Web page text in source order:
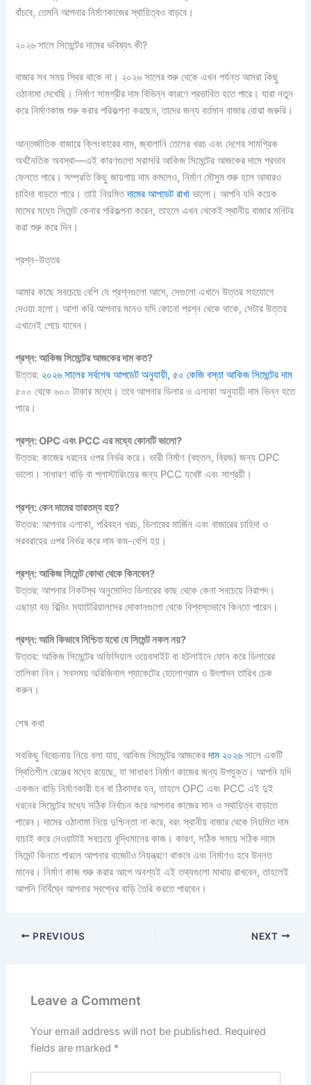
বাঁচবে, তেমনি আপনার নির্মাণকাজের স্থায়িত্বও বাড়বে।
২০২৬ সালে সিমেন্টের দামের ভবিষ্যৎ কী?
বাজার সব সময় স্থির থাকে না। ২০২৬ সালের শুরু থেকে এখন পর্যন্ত আমরা কিছু
ওঠানামা দেখেছি। নির্মাণ সামগ্রীর দাম বিভিন্ন কারণে প্রভাবিত হতে পারে। যারা নতুন
করে নির্মাণকাজ শুরু করার পরিকল্পনা করছেন, তাদের জন্য বর্তমান বাজার বোঝা জরুরি।
আন্তর্জাতিক বাজারে ক্লিংকারের দাম, জ্বালানি তেলের খরচ এবং দেশের সামগ্রিক
অর্থনৈতিক অবস্থা—এই কারণগুলো সরাসরি আকিজ সিমেন্টের আজকের দামে প্রভাব
ফেলতে পারে। সম্প্রতি কিছু জায়গায় দাম কমলেও, নির্মাণ মৌসুম শুরু হলে আবারও
চাহিদা বাড়তে পারে। তাই নিয়মিতদামের আপডেট রাখা ভালো। আপনি যদি কয়েক
মাসের মধ্যে সিমেন্ট কেনার পরিকল্পনা করেন, তাহলে এখন থেকেই স্থানীয় বাজার মনিটর
করা শুরু করে দিন।
প্রশ্ন-উত্তর
আমার কাছে সবচেয়ে বেশি যে প্রশ্নগুলো আসে, সেগুলো এখানে উত্তর সহযোগে
দেওয়া হলো। আশা করি আপনার মনেও যদি কোনো প্রশ্ন থেকে থাকে, সেটার উত্তর
এখানেই পেয়ে যাবেন।
প্রশ্ন: আকিজ সিমেন্টের আজকের দাম কত?
উত্তর: ২০২৬ সালের সর্বশেষ আপডেট অনুযায়ী, ৫০ কেজি বস্তা আকিজ সিমেন্টের দাম
৫০০ থেকে ৬০০ টাকার মধ্যে। তবে আপনার ডিলার ও এলাকা অনুযায়ী দাম ভিন্ন হতে
পারে।
প্রশ্ন: OPC এবং PCC এর মধ্যে কোনটি ভালো?
উত্তর: কাজের ধরনের ওপর নির্ভর করে। ভারী নির্মাণ (বহুতল, ব্রিজ) জন্য OPC
ভালো। সাধারণ বাড়ি বা প্লাস্টারিংয়ের জন্য PCC যথেষ্ট এবং সাশ্রয়ী।
প্রশ্ন: কেন দামের তারতম্য হয়?
উত্তর: আপনার এলাকা, পরিবহন খরচ, ডিলারের মার্জিন এবং বাজারের চাহিদা ও
সরবরাহের ওপর নির্ভর করে দাম কম-বেশি হয়।
প্রশ্ন: আকিজ সিমেন্ট কোথা থেকে কিনবেন?
উত্তর: আপনার নিকটস্থ অনুমোদিত ডিলারের কাছ থেকে কেনা সবচেয়ে নিরাপদ।
এছাড়া বড় বিল্ডিং ম্যাটেরিয়ালসের দোকানগুলো থেকে বিশ্বস্তভাবে কিনতে পারেন।
প্রশ্ন: আমি কিভাবে নিশ্চিত হবো যে সিমেন্ট নকল নয়?
উত্তর: আকিজ সিমেন্টের অফিসিয়াল ওয়েবসাইট বা হটলাইনে ফোন করে ডিলারের
তালিকা নিন। সবসময় অরিজিনাল প্যাকেটের হোলোগ্রাম ও উৎপাদন তারিখ চেক
করুন।
শেষ কথা
সবকিছু বিবেচনায় নিয়ে বলা যায়, আকিজ সিমেন্টের আজকেরদাম ২০২৬ সালে একটি
স্থিতিশীল রেঞ্জের মধ্যে রয়েছে, যা সাধারণ নির্মাণ কাজের জন্য উপযুক্ত। আপনি যদি
একজন বাড়ি নির্মাণকারী হন বা ঠিকাদার হন, তাহলে OPC এবং PCC এই দুই
ধরনের সিমেন্টের মধ্যে সঠিক নির্বাচন করে আপনার কাজের মান ও স্থায়িত্ব বাড়াতে
পারেন। দামের ওঠানামা নিয়ে দুশ্চিন্তা না করে, বরং স্থানীয় বাজার থেকে নিয়মিত দাম
যাচাই করে নেওয়াটাই সবচেয়ে বুদ্ধিমানের কাজ। কারণ, সঠিক সময়ে সঠিক দামে
সিমেন্ট কিনতে পারলে আপনার বাজেটও নিয়ন্ত্রণে থাকবে এবং নির্মাণও হবে উন্নত
মানের। নির্মাণ কাজ শুরু করার আগে অবশ্যই এই তথ্যগুলো মাথায় রাখবেন, তাহলেই
আপনি নির্বিঘ্নে আপনার স্বপ্নের বাড়ি তৈরি করতে পারবেন।
PREVIOUS NEXT
Leave a Comment
Your email address will not be published. Required
fields are marked *